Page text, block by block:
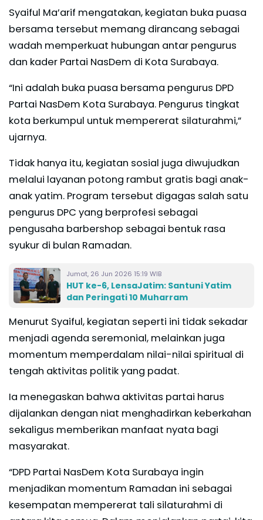
Syaiful Ma’arif mengatakan, kegiatan buka puasa
bersama tersebut memang dirancang sebagai
wadah memperkuat hubungan antar pengurus
dan kader Partai NasDem di Kota Surabaya.
“Ini adalah buka puasa bersama pengurus DPD
Partai NasDem Kota Surabaya. Pengurus tingkat
kota berkumpul untuk mempererat silaturahmi,”
ujarnya.
Tidak hanya itu, kegiatan sosial juga diwujudkan
melalui layanan potong rambut gratis bagi anak-
anak yatim. Program tersebut digagas salah satu
pengurus DPC yang berprofesi sebagai
pengusaha barbershop sebagai bentuk rasa
syukur di bulan Ramadan.
Jumat, 26 Jun 2026 15:19 WIB
HUT ke-6, LensaJatim: Santuni Yatim
dan Peringati 10 Muharram
Menurut Syaiful, kegiatan seperti ini tidak sekadar
menjadi agenda seremonial, melainkan juga
momentum memperdalam nilai-nilai spiritual di
tengah aktivitas politik yang padat.
Ia menegaskan bahwa aktivitas partai harus
dijalankan dengan niat menghadirkan keberkahan
sekaligus memberikan manfaat nyata bagi
masyarakat.
“DPD Partai NasDem Kota Surabaya ingin
menjadikan momentum Ramadan ini sebagai
kesempatan mempererat tali silaturahmi di